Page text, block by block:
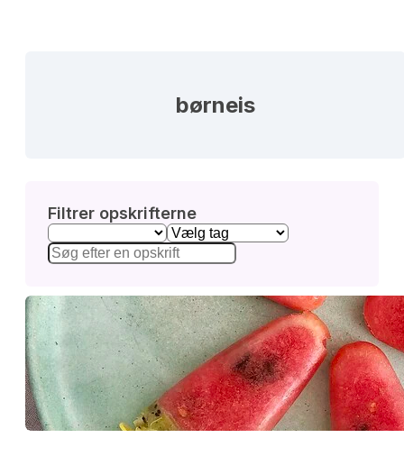
børneis
Filtrer opskrifterne